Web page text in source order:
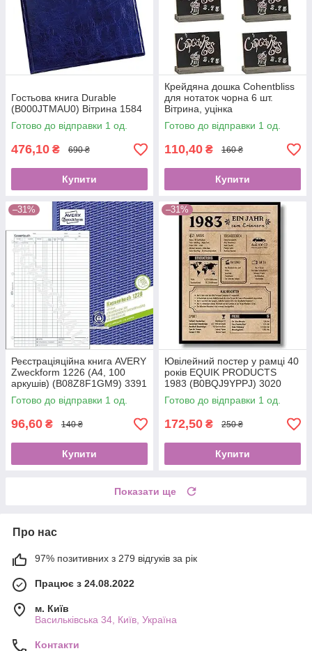
Гостьова книга Durable
(B000JTMAU0) Вітрина 1584
Готово до відправки 1 од.
476,10 ₴ 690 ₴
Купити
Крейдяна дошка Cohentbliss
для нотаток чорна 6 шт.
Вітрина, уцінка
(B08T6WZRD2) 2079
Готово до відправки 1 од.
110,40 ₴ 160 ₴
Купити
–31%
Реєстраціяційна книга AVERY
Zweckform 1226 (A4, 100
аркушів) (B08Z8F1GM9) 3391
Готово до відправки 1 од.
96,60 ₴ 140 ₴
Купити
–31%
Ювілейний постер у рамці 40
років EQUIK PRODUCTS
1983 (B0BQJ9YPPJ) 3020
Готово до відправки 1 од.
172,50 ₴ 250 ₴
Купити
Показати ще
Про нас
97% позитивних з 279 відгуків за рік
Працює з 24.08.2022
м. Київ
Васильківська 34, Київ, Україна
Контакти